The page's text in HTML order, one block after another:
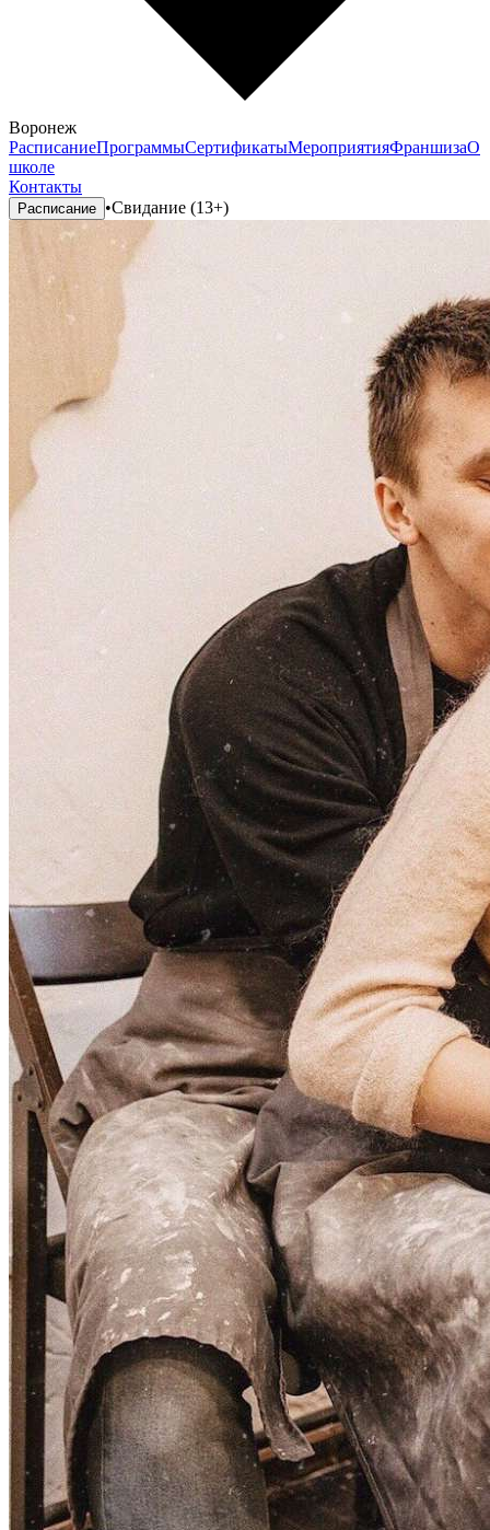
Воронеж
РасписаниеПрограммыСертификатыМероприятияФраншизаО
школе
Контакты
Расписание •Свидание (13+)